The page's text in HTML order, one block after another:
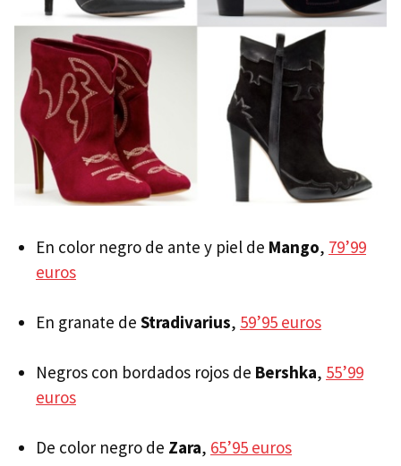
En color negro de ante y piel de Mango, 79’99
euros
En granate de Stradivarius, 59’95 euros
Negros con bordados rojos de Bershka, 55’99
euros
De color negro de Zara, 65’95 euros